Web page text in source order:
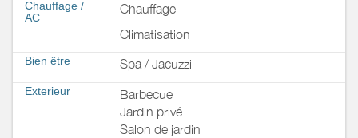
Chauffage /
AC
Chauffage
Climatisation
Bien être Spa / Jacuzzi
Exterieur
Barbecue
Jardin privé
Salon de jardin